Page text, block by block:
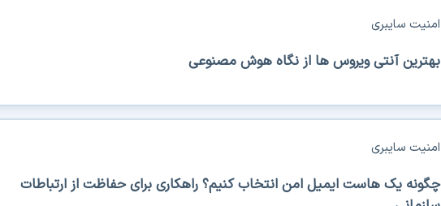
بهترین آنتی ویروس ها از نگاه هوش مصنوعی
امنیت سایبری
چگونه یک هاست ایمیل امن انتخاب کنیم؟ راهکاری برای حفاظت از ارتباطات
امنیت سایبری